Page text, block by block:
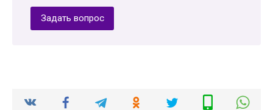
Задать вопрос